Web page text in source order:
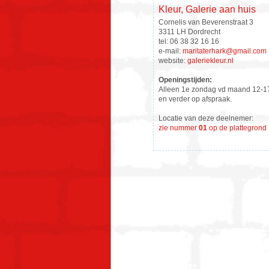
Kleur, Galerie aan huis
Cornelis van Beverenstraat 3
3311 LH Dordrecht
tel: 06 38 32 16 16
e-mail: maritaterhark@gmail.com
website: galeriekleur.nl
Openingstijden:
Alleen 1e zondag vd maand 12-
en verder op afspraak.
Locatie van deze deelnemer:
zie nummer 01op de plattegrond